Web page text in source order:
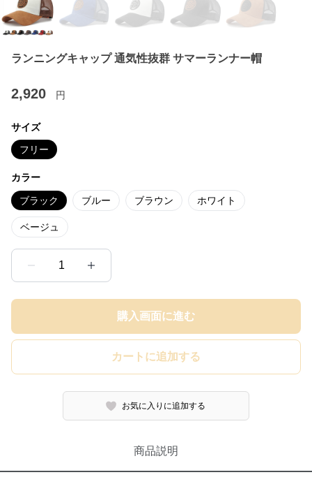
ランニングキャップ 通気性抜群 サマーランナー帽
2,920 円
サイズ
フリー
カラー
ブラック ブルー ブラウン ホワイト
ベージュ
1
購入画面に進む
カートに追加する
お気に入りに追加する
商品説明